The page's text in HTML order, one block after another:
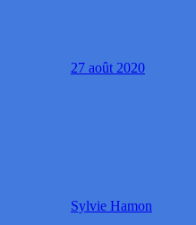
27 août 2020
Sylvie Hamon